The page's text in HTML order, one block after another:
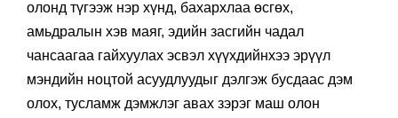
олонд түгээж нэр хүнд, бахархлаа өсгөх,
амьдралын хэв маяг, эдийн засгийн чадал
чансаагаа гайхуулах эсвэл хүүхдийнхээ эрүүл
мэндийн ноцтой асуудлуудыг дэлгэж бусдаас дэм
олох, тусламж дэмжлэг авах зэрэг маш олон